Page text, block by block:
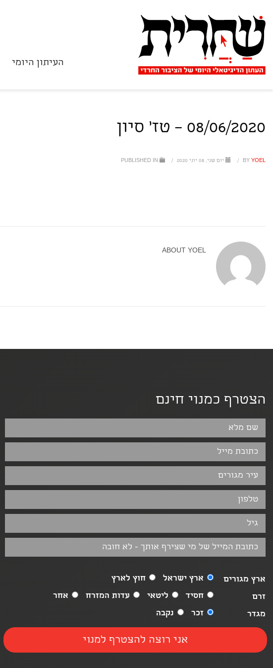
העיתון היומי
08/06/2020 – טז' סיון
BY YOEL
/ יום שני, 08 יוני 2020 /
ABOUT YOEL
הצטרף כמנוי חינם
ארץ מגורים ארץ ישראל
חוץ לארץ
זרם
חסיד ליטאי עדות המזרח
אחר
מגדר
זכר נקבה